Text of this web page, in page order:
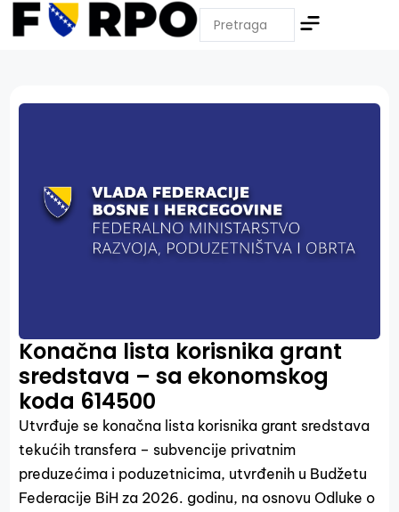
Konačna lista korisnika grant
sredstava – sa ekonomskog
koda 614500
Utvrđuje se konačna lista korisnika grant sredstava
tekućih transfera – subvencije privatnim
preduzećima i poduzetnicima, utvrđenih u Budžetu
Federacije BiH za 2026. godinu, na osnovu Odluke o